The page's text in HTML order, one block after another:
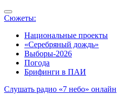
Сюжеты:
Национальные проекты
«Серебряный дождь»
Выборы-2026
Погода
Брифинги в ПАИ
Слушать радио «7 небо» онлайн